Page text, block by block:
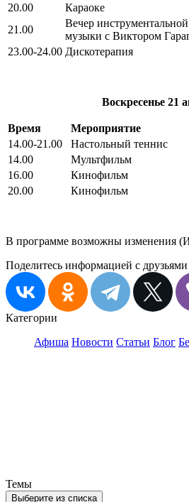
20.00
Караоке
21.00
Вечер инструментальной
музыки с Виктором
23.00-24.00 Дискотерапия
Воскресенье 21
Время Мероприятие
14.00-21.00
Настольный теннис
14.00
Мультфильм
16.00
Кинофильм
20.00
Кинофильм
В программе возможны изменения
Поделитесь информацией с друзьями
Категории
Афиша Новости Статьи Блог
Темы
Выберите из списка